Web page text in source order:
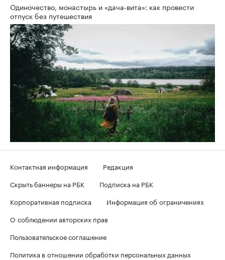
Одиночество, монастырь и «дача-вита»: как провести
отпуск без путешествия
Контактная информация
Редакция
Скрыть баннеры на РБК
Подписка на РБК
Корпоративная подписка
Информация об ограничениях
О соблюдении авторских прав
Пользовательское соглашение
Политика в отношении обработки персональных данных